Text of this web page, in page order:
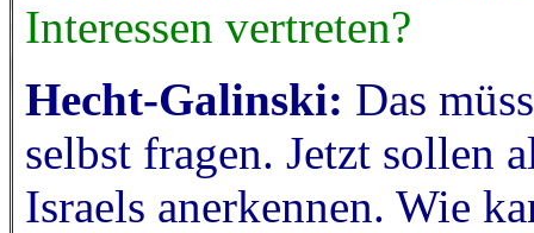
Interessen vertreten?
Hecht-Galinski: Das
selbst fragen. Jetzt sollen
Israels anerkennen. Wie